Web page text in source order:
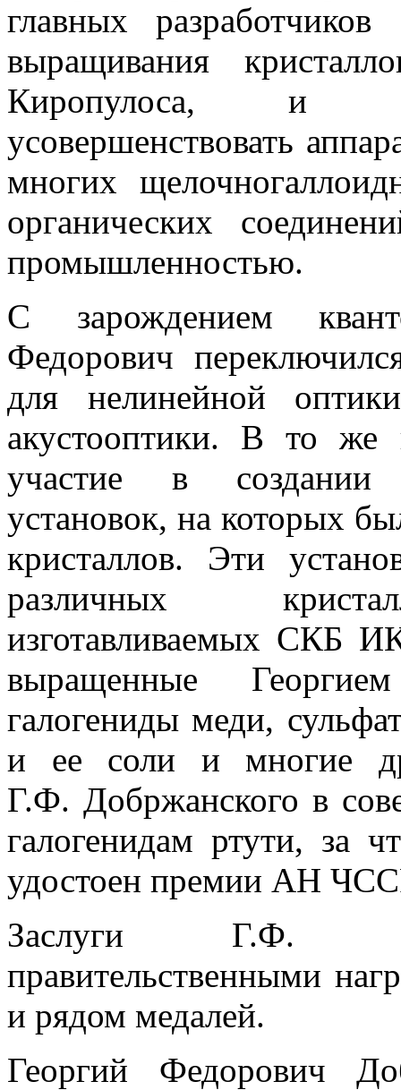
главных
выращивания
Киропулоса, и
усовершенствовать
многих
органических
промышленностью.
С зарождением
Федорович
для нелинейной
акустооптики. В то же
участие в создании
установок, на которых
кристаллов. Эти
различных
изготавливаемых СКБ
выращенные
галогениды меди,
и ее соли и многие
Г.Ф. Добржанского в
галогенидам ртути, за
удостоен премии АН
Заслуги Г.Ф.
правительственными
и рядом медалей.
Георгий Федорович